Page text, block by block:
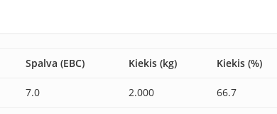
Spalva (EBC) Kiekis (kg) Kiekis (%)
7.0 2.000 66.7